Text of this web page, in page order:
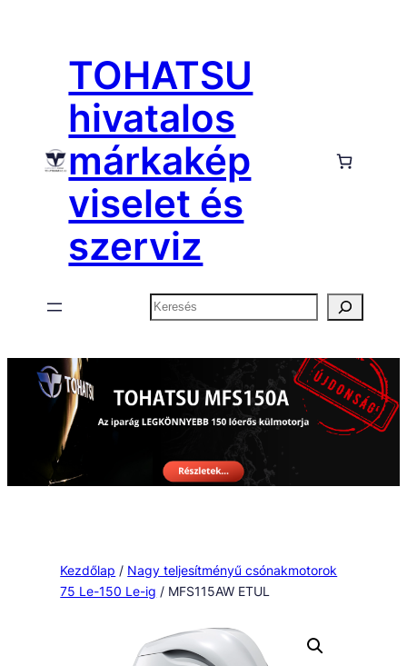
tartalomhozTOHATSU
hivatalos
márkakép
viselet és
szerviz
Keresés
Kezdőlap / Nagy teljesítményű csónakmotorok
75 Le-150 Le-ig / MFS115AW ETUL